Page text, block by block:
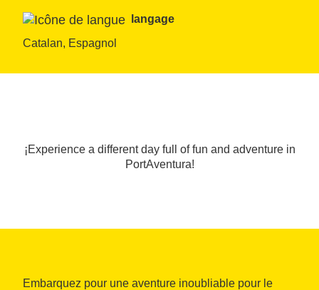
langage
Catalan, Espagnol
¡Experience a different day full of fun and adventure in
PortAventura!
Embarquez pour une aventure inoubliable pour le